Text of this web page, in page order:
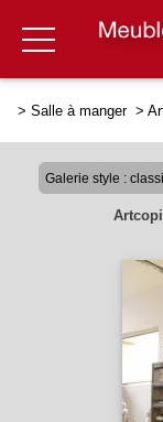
> Salle à manger >
Artcopi